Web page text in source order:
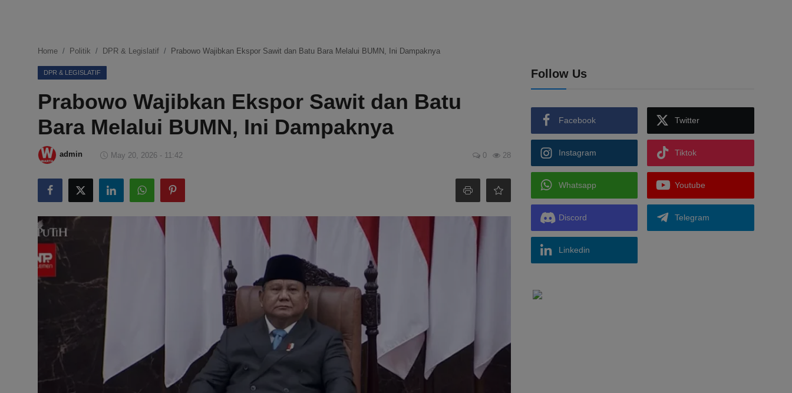
Ekonomi
Internasional
Teknologi
Hiburan
Kesehatan
Home Politik DPR & Legislatif Prabowo Wajibkan Ekspor Sawit dan Batu Bara Melalui BUMN, Ini Dampaknya
DPR & LEGISLATIF
Prabowo Wajibkan Ekspor Sawit dan Batu
Bara Melalui BUMN, Ini Dampaknya
admin May 20, 2026 - 11:42 0 28
Follow Us
Facebook Twitter
Instagram Tiktok
Whatsapp Youtube
Discord Telegram
Linkedin